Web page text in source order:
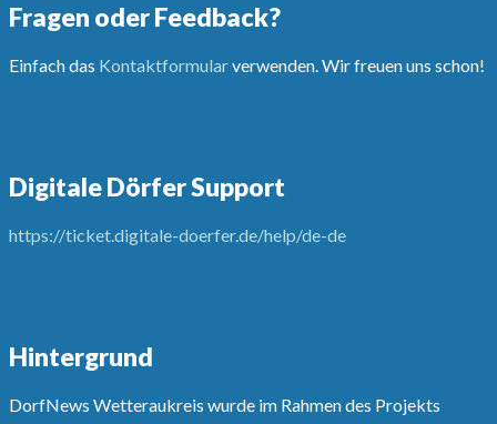
Fragen oder Feedback?
Einfach das Kontaktformularverwenden. Wir freuen uns schon!
Digitale Dörfer Support
https://ticket.digitale-doerfer.de/help/de-de
Hintergrund
DorfNews Wetteraukreis wurde im Rahmen des Projekts